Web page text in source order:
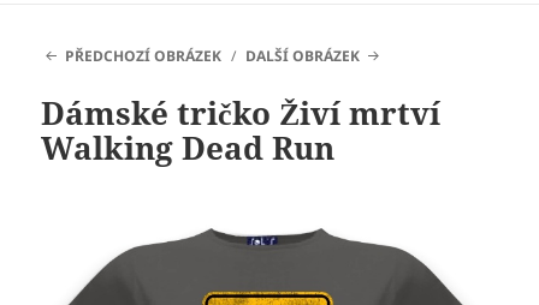
PŘEDCHOZÍ OBRÁZEK
DALŠÍ OBRÁZEK
Dámské tričko Živí mrtví
Walking Dead Run